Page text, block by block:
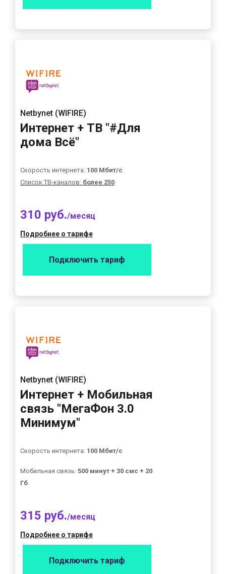
Netbynet (WIFIRE)
Интернет + ТВ "#Для
дома Всё"
Скорость интернета: 100 Мбит/с
Список ТВ-каналов: более 250
310 руб./месяц
Подробнее о тарифе
Подключить тариф
Netbynet (WIFIRE)
Интернет + Мобильная
связь "МегаФон 3.0
Минимум"
Скорость интернета: 100 Мбит/с
Мобильная связь: 500 минут + 30 смс + 20
Гб
315 руб./месяц
Подробнее о тарифе
Подключить тариф